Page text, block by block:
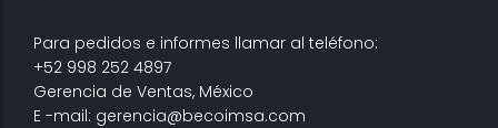
Para pedidos e informes llamar al teléfono:
+52 998 252 4897
Gerencia de Ventas, México
E -mail: gerencia@becoimsa.com